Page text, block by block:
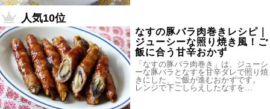
人気10位
なすの豚バラ肉巻きレシピ｜
ジューシーな照り焼き風！ご
飯に合う甘辛おかず
「なすの豚バラ肉巻き」は、ジューシ
ーな豚バラとなすを甘辛ダレで照り焼
きにした、ご飯が進むおかずです。
レンジで下ごしらえしたなすを…